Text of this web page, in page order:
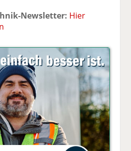
Newsletter: Hier